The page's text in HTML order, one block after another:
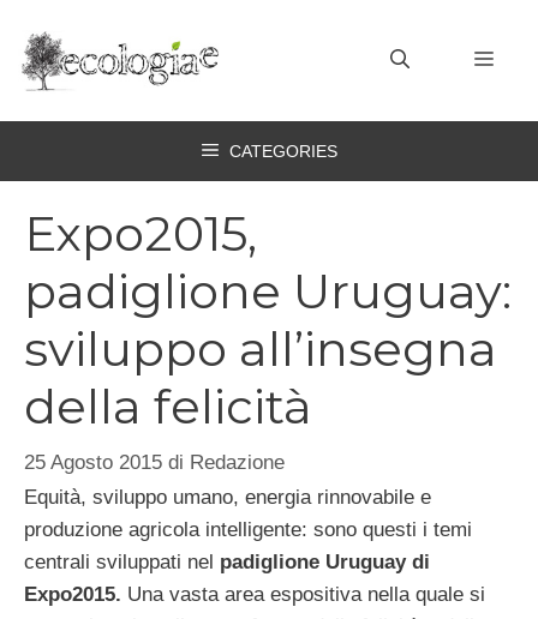
contenuto
CATEGORIES
Expo2015,
padiglione Uruguay:
sviluppo all’insegna
della felicità
25 Agosto 2015 di Redazione
Equità, sviluppo umano, energia rinnovabile e
produzione agricola intelligente: sono questi i temi
centrali sviluppati nel padiglione Uruguay di
Expo2015. Una vasta area espositiva nella quale si